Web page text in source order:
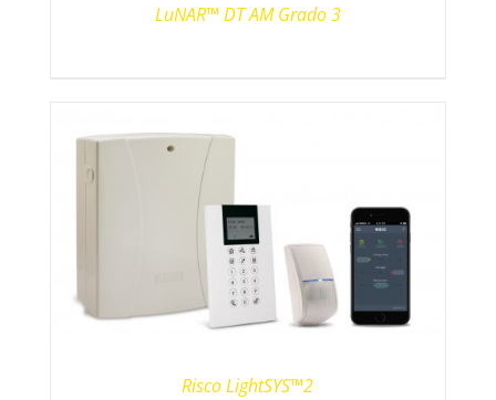
LuNAR™ DT AM Grado 3
Risco LightSYS™2